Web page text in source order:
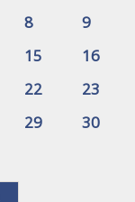
8
9
15
16
22
23
29
30